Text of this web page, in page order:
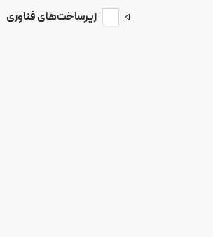
پروفیل پارتیشن
صنایع‌خودروسازی و
زیرساخت‌های فناوری